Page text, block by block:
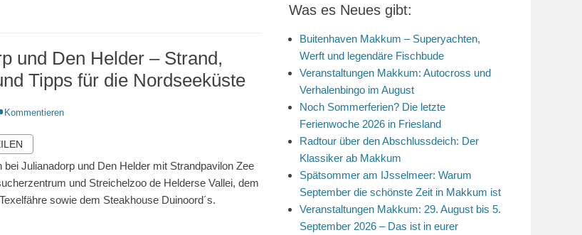
und Den Helder – Strand,
Tipps für die Nordseeküste
Kommentieren
bei Julianadorp und Den Helder mit Strandpavilon Zee
und Streichelzoo de Helderse Vallei, dem
sowie dem Steakhouse Duinoord´s.
Was es Neues gibt:
Buitenhaven Makkum – Superyachten,
Werft und legendäre Fischbude
Veranstaltungen Makkum: Autocross und
Verhalenbingo im August
Noch Sommerferien? Die letzte
Ferienwoche 2026 in Friesland
Radtour über den Abschlussdeich: Der
Klassiker ab Makkum
Spätsommer am IJsselmeer: Warum
September die schönste Zeit in Makkum ist
Veranstaltungen Makkum: 29. August bis 5.
September 2026 – Das ist in eurer